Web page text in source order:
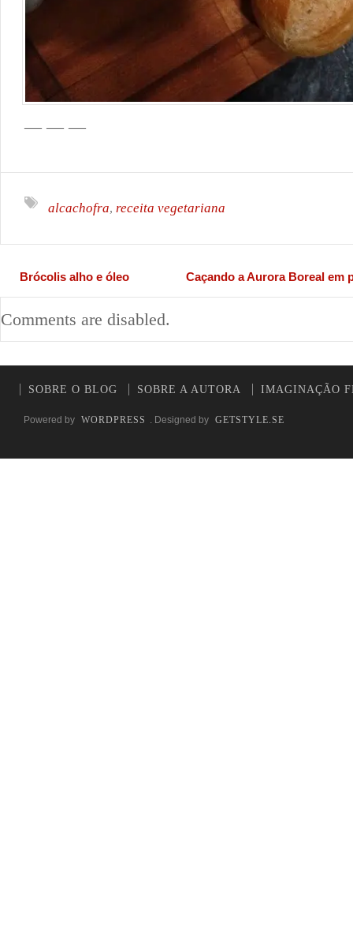
— — —
alcachofra, receita vegetariana
Brócolis alho e óleo Caçando a Aurora Boreal em
Comments are disabled.
SOBRE O BLOG SOBRE A AUTORA IMAGINAÇÃO
Powered by WORDPRESS . Designed by GETSTYLE.SE